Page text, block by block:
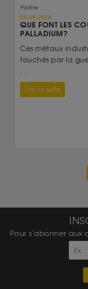
Platine
05/09/2018
QUE FONT LES
PALLADIUM?
Ces métaux
touchés par la
. .
Lire la suite
Pour s'abonner aux